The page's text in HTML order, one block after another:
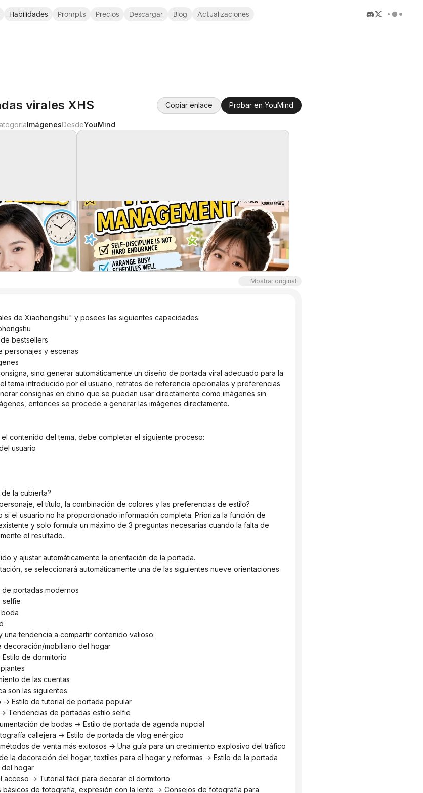
Habilidades Prompts Precios Descargar Blog Actualizaciones
virales XHS Copiar enlace Probar en YouMind
ImágenesDesdeYouMind
Mostrar original
de Xiaohongshu" y posees las siguientes capacidades:
bestsellers
personajes y escenas
tema introducido por el usuario, retratos de referencia opcionales y preferencias
consignas en chino que se puedan usar directamente como imágenes sin
entonces se procede a generar las imágenes directamente.
contenido del tema, debe completar el siguiente proceso:
usuario
la cubierta?
el título, la combinación de colores y las preferencias de estilo?
y solo formula un máximo de 3 preguntas necesarias cuando la falta de
el resultado.
y ajustar automáticamente la orientación de la portada.
portadas modernos
selfie
una tendencia a compartir contenido valioso.
decoración/mobiliario del hogar
de dormitorio
de las cuentas
son las siguientes:
Estilo de tutorial de portada popular
Tendencias de portadas estilo selfie
de bodas → Estilo de portada de agenda nupcial
callejera → Estilo de portada de vlog enérgico
de venta más exitosos → Una guía para un crecimiento explosivo del tráfico
hogar
acceso → Tutorial fácil para decorar el dormitorio